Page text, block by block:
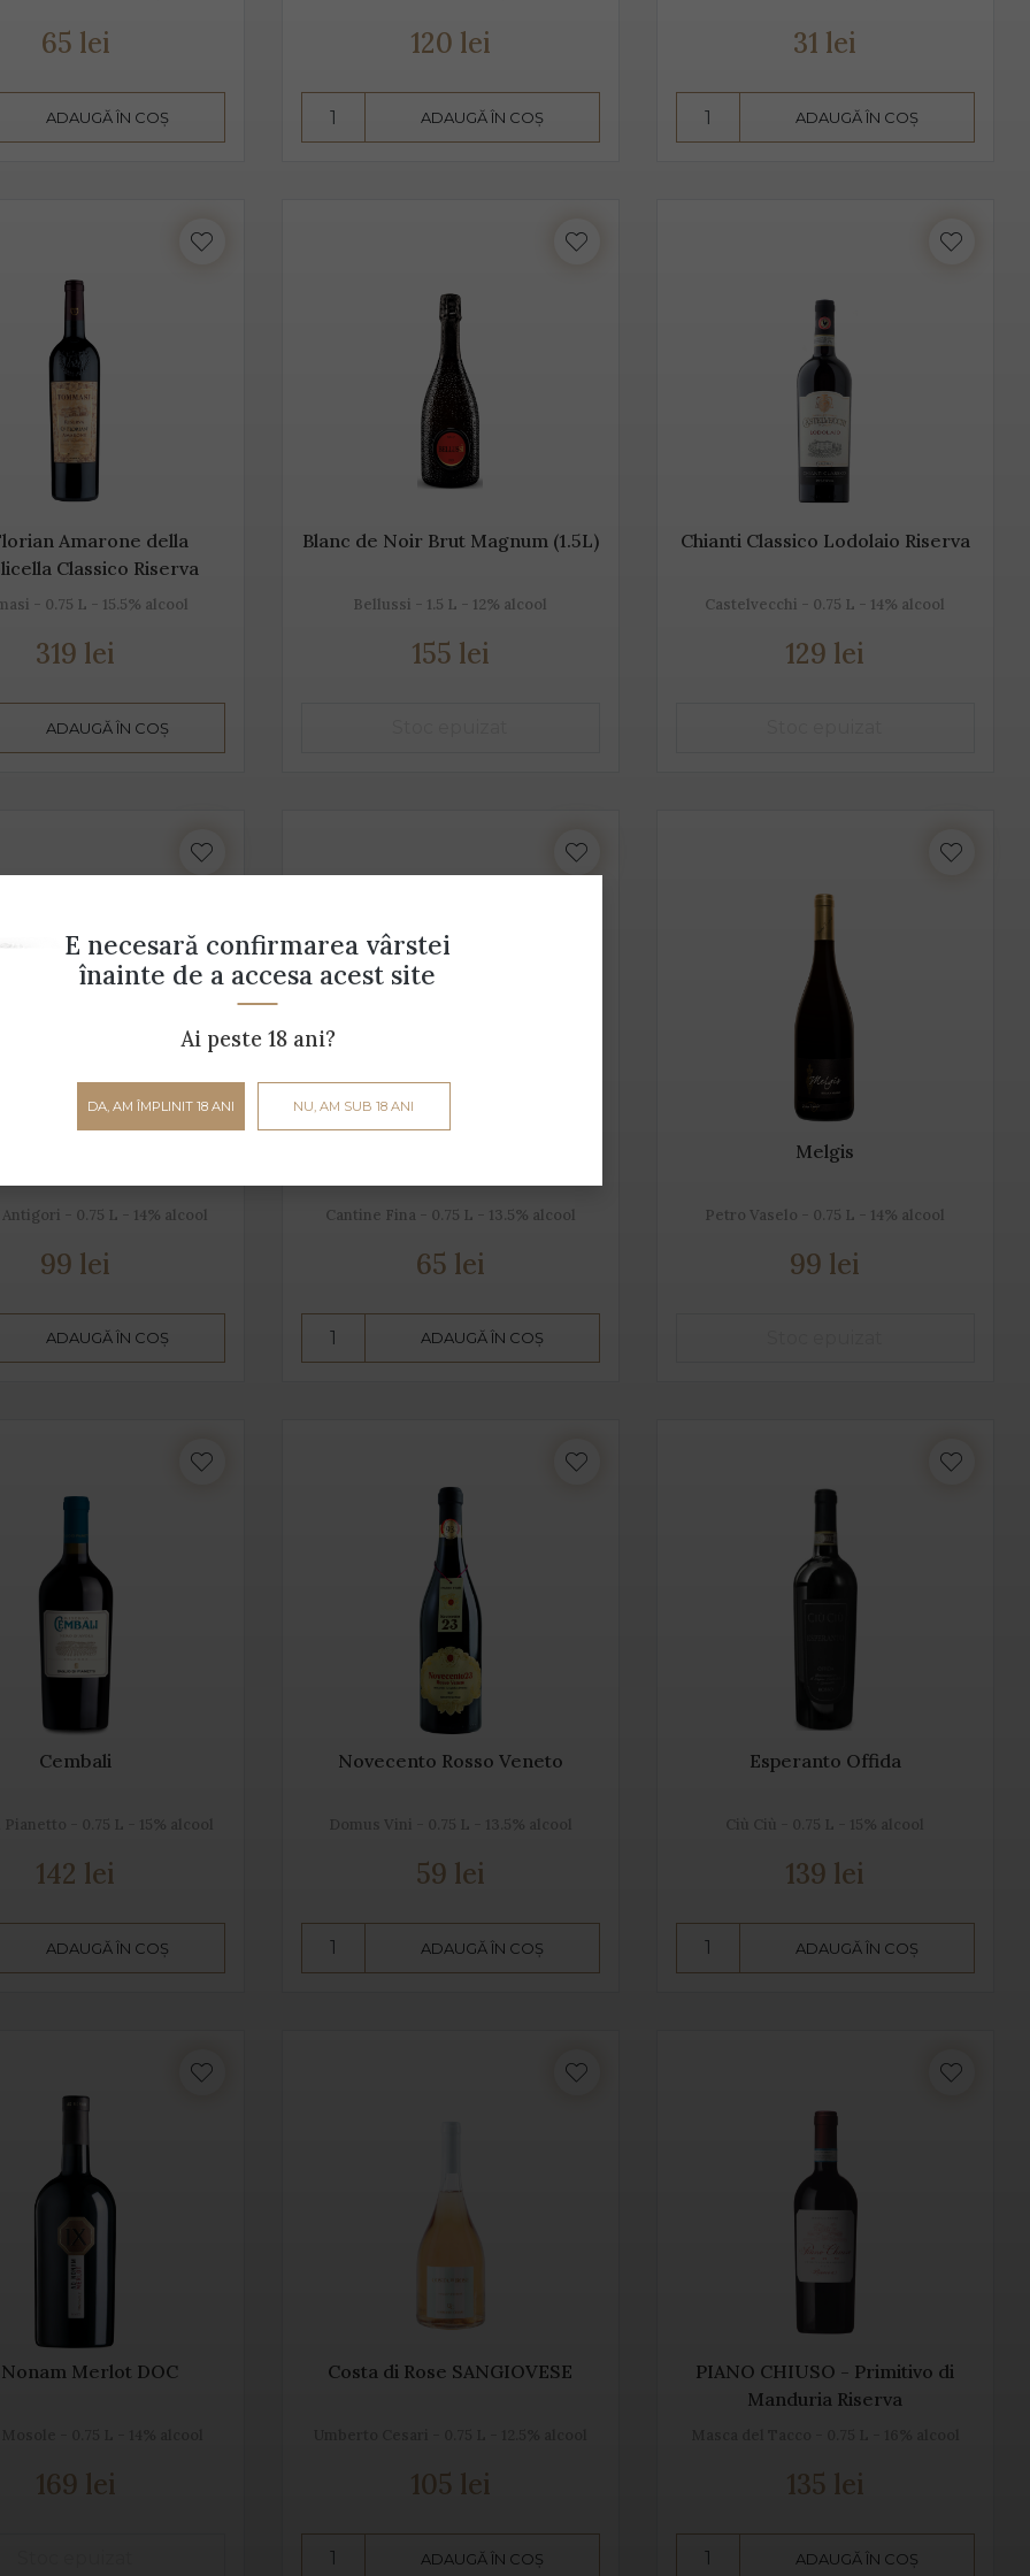
pe care îl poate oferi între dulceața fructelor și aciditatea băuturii.
65 lei
ADAUGĂ ÎN COȘ
120 lei
ADAUGĂ ÎN COȘ
31 lei
ADAUGĂ ÎN COȘ
Amarone della
Classico Riserva
- 0.75 L - 15.5% alcool
319 lei
ADAUGĂ ÎN COȘ
Blanc de Noir Brut Magnum (1.5L)
Bellussi - 1.5 L - 12% alcool
155 lei
Chianti Classico Lodolaio Riserva
Castelvecchi - 0.75 L - 14% alcool
129 lei
- 0.75 L - 14% alcool
99 lei
ADAUGĂ ÎN COȘ
Cantine Fina - 0.75 L - 13.5% alcool
65 lei
ADAUGĂ ÎN COȘ
Melgis
Petro Vaselo - 0.75 L - 14% alcool
99 lei
Cembali
Pianetto - 0.75 L - 15% alcool
142 lei
ADAUGĂ ÎN COȘ
Novecento Rosso Veneto
Domus Vini - 0.75 L - 13.5% alcool
59 lei
ADAUGĂ ÎN COȘ
Esperanto Offida
Ciù Ciù - 0.75 L - 15% alcool
139 lei
ADAUGĂ ÎN COȘ
Nonam Merlot DOC
169 lei
Costa di Rose SANGIOVESE
105 lei
ADAUGĂ ÎN COȘ
PIANO CHIUSO - Primitivo di
Manduria Riserva
135 lei
ADAUGĂ ÎN COȘ
E necesară confirmarea vârstei
înainte de a accesa acest site
Ai peste 18 ani?
DA, AM ÎMPLINIT 18 ANI NU, AM SUB 18 ANI